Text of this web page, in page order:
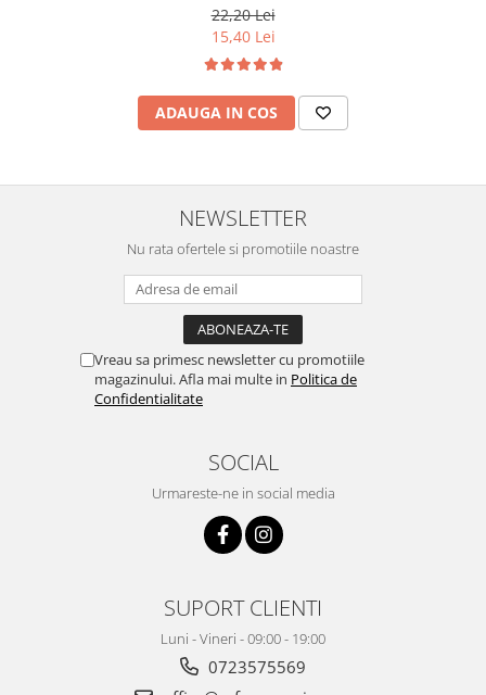
22,20 Lei
15,40 Lei
ADAUGA IN COS
NEWSLETTER
Nu rata ofertele si promotiile noastre
Vreau sa primesc newsletter cu promotiile
magazinului. Afla mai multe in Politica de
Confidentialitate
SOCIAL
Urmareste-ne in social media
SUPORT CLIENTI
Luni - Vineri - 09:00 - 19:00
0723575569